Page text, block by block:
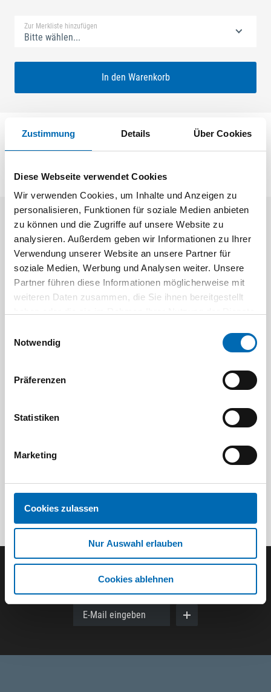
Zustimmung Details Über Cookies
Diese Webseite verwendet Cookies
Wir verwenden Cookies, um Inhalte und Anzeigen zu
personalisieren, Funktionen für soziale Medien anbieten
zu können und die Zugriffe auf unsere Website zu
analysieren. Außerdem geben wir Informationen zu Ihrer
Verwendung unserer Website an unsere Partner für
soziale Medien, Werbung und Analysen weiter. Unsere
Partner führen diese Informationen möglicherweise mit
weiteren Daten zusammen, die Sie ihnen bereitgestellt
Notwendig
Präferenzen
Statistiken
Marketing
Cookies zulassen
Nur Auswahl erlauben
Cookies ablehnen
Zur Merkliste hinzufügen
Bitte wählen...
In den Warenkorb
Falzschere 27
Kunden kauften auch
G-U Falzschere 27 A, ferGUard*silber
Der ODÖRFER Newsletter
E-Mail eingeben